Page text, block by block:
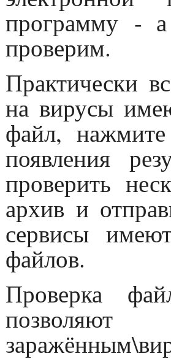
программу - а
проверим.
Практически
на вирусы
файл,
появления
проверить
архив и
сервисы
файлов.
Проверка